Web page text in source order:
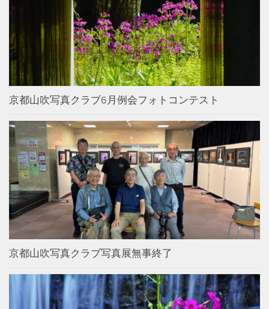
京都山吹写真クラブ6月例会フォトコンテスト
京都山吹写真クラブ写真展無事終了